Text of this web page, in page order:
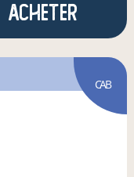
Acheter
CAB